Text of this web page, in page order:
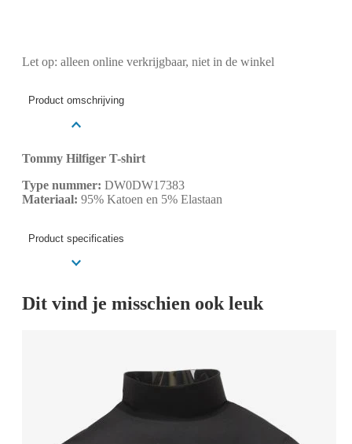
Let op: alleen online verkrijgbaar, niet in de winkel
Product omschrijving
Tommy Hilfiger T-shirt
Type nummer: DW0DW17383
Materiaal: 95% Katoen en 5% Elastaan
Product specificaties
Dit vind je misschien ook leuk